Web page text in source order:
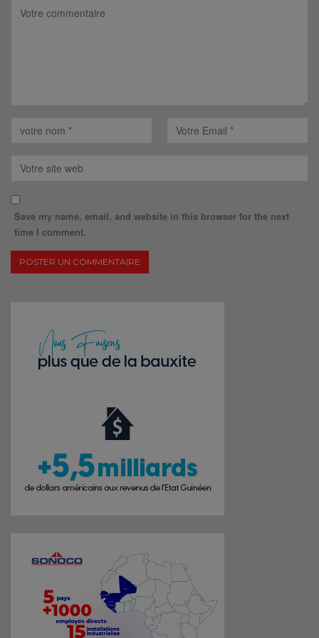
Save my name, email, and website in this browser for the next
time I comment.